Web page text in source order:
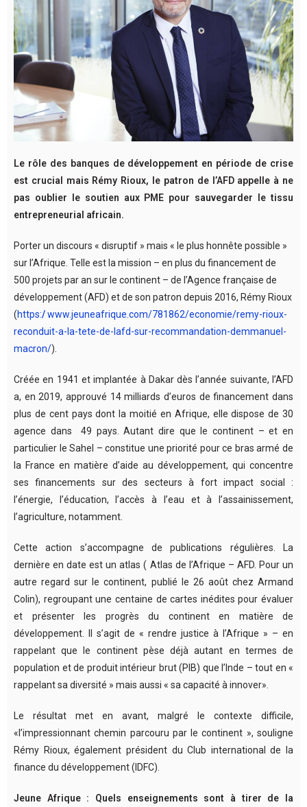
Le rôle des banques de développement en période de crise
est crucial mais Rémy Rioux, le patron de l’AFD appelle à ne
pas oublier le soutien aux PME pour sauvegarder le tissu
entrepreneurial africain.
Porter un discours « disruptif » mais « le plus honnête possible »
sur l’Afrique. Telle est la mission – en plus du financement de
500 projets par an sur le continent – de l’Agence française de
développement (AFD) et de son patron depuis 2016, Rémy Rioux
(https:/www.jeuneafrique.com/781862/economie/remy-rioux-
reconduit-a-la-tete-de-lafd-sur-recommandation-demmanuel-
macron/).
Créée en 1941 et implantée à Dakar dès l’année suivante, l’AFD
a, en 2019, approuvé 14 milliards d’euros de financement dans
plus de cent pays dont la moitié en Afrique, elle dispose de 30
agence dans 49 pays. Autant dire que le continent – et en
particulier le Sahel – constitue une priorité pour ce bras armé de
la France en matière d’aide au développement, qui concentre
ses financements sur des secteurs à fort impact social :
l’énergie, l’éducation, l’accès à l’eau et à l’assainissement,
l’agriculture, notamment.
Cette action s’accompagne de publications régulières. La
dernière en date est un atlas ( Atlas de l’Afrique – AFD. Pour un
autre regard sur le continent, publié le 26 août chez Armand
Colin), regroupant une centaine de cartes inédites pour évaluer
et présenter les progrès du continent en matière de
développement. Il s’agit de « rendre justice à l’Afrique » – en
rappelant que le continent pèse déjà autant en termes de
population et de produit intérieur brut (PIB) que l’Inde – tout en «
rappelant sa diversité » mais aussi « sa capacité à innover».
Le résultat met en avant, malgré le contexte difficile,
«l’impressionnant chemin parcouru par le continent », souligne
Rémy Rioux, également président du Club international de la
finance du développement (IDFC).
Jeune Afrique : Quels enseignements sont à tirer de la